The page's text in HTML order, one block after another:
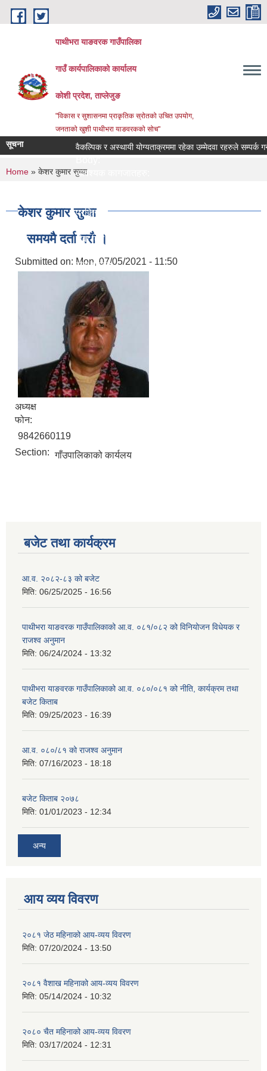
Skip to main content
पाथीभरा याङवरक गाउँपालिका
गाउँ कार्यपालिकाको कार्यालय
कोशी प्रदेश, ताप्लेजुङ
"विकास र सुशासनमा प्राकृतिक स्रोतको उचित उपयोग,
जनताको खुशी पाथीभरा याङवरकको सोच"
सूचना वैकल्पिक र अस्थायी योग्यताक्रममा रहेका उम्मेदवा रहरुले सम्पर्क गर्ने
आवश्यक कागजातहरु:
प्रक्रिया:
सेवा दिने कार्यालय:
सेवा शुल्क:
You are here
Home » केशर कुमार सुब्बा
केशर कुमार सुब्बा
समयमै दर्ता गरौ ।
Submitted on: Mon, 07/05/2021 - 11:50
अध्यक्ष
फोन:
9842660119
Section: गाँउपालिकाको कार्यलय
बजेट तथा कार्यक्रम
आ.व. २०८२-८३ को बजेट
मिति: 06/25/2025 - 16:56
पाथीभरा याङवरक गाउँपालिकाको आ.व. ०८१/०८२ को विनियोजन विधेयक र
राजश्व अनुमान
मिति: 06/24/2024 - 13:32
पाथीभरा याङवरक गाउँपालिकाको आ.व. ०८०/०८१ को नीति, कार्यक्रम तथा
बजेट किताब
मिति: 09/25/2023 - 16:39
आ.व. ०८०/८१ को राजश्व अनुमान
मिति: 07/16/2023 - 18:18
बजेट किताब २०७८
मिति: 01/01/2023 - 12:34
अन्य
आय व्यय विवरण
२०८१ जेठ महिनाको आय-व्यय विवरण
मिति: 07/20/2024 - 13:50
२०८१ वैशाख महिनाको आय-व्यय विवरण
मिति: 05/14/2024 - 10:32
२०८० चैत महिनाको आय-व्यय विवरण
मिति: 03/17/2024 - 12:31